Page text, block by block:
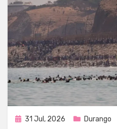
Publicada
31 Jul, 2026 Durango